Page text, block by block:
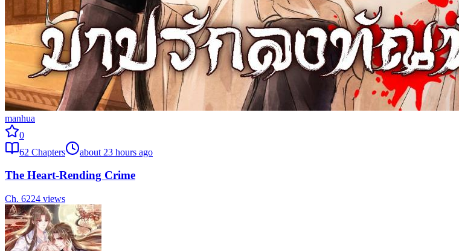
manhua
0
62 Chapters about 23 hours ago
The Heart-Rending Crime
Ch. 6224 views